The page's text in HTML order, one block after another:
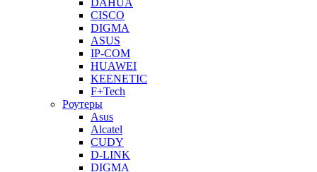
DAHUA
CISCO
DIGMA
ASUS
IP-COM
HUAWEI
KEENETIC
F+Tech
Роутеры
Asus
Alcatel
CUDY
D-LINK
DIGMA